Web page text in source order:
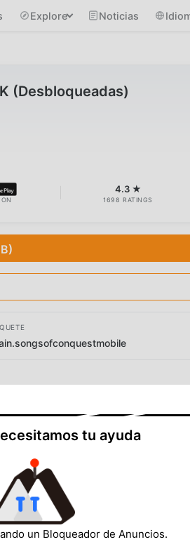
Explore Noticias
(Desbloqueadas)
4.3 ★
1698 RATINGS
tu ayuda
un Bloqueador de Anuncios.